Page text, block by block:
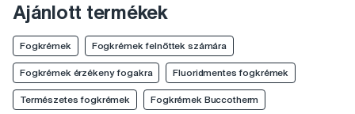
Ajánlott termékek
Fogkrémek Fogkrémek felnőttek számára
Fogkrémek érzékeny fogakra Fluoridmentes fogkrémek
Természetes fogkrémek Fogkrémek Buccotherm